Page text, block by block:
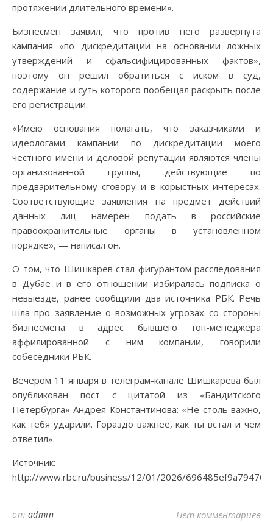
протяжении длительного времени».
Бизнесмен заявил, что против него развернута
кампания «по дискредитации на основании ложных
утверждений и сфальсифицированных фактов»,
поэтому он решил обратиться с иском в суд,
содержание и суть которого пообещал раскрыть после
его регистрации.
«Имею основания полагать, что заказчиками и
идеологами кампании по дискредитации моего
честного имени и деловой репутации являются члены
организованной группы, действующие по
предварительному сговору и в корыстных интересах.
Соответствующие заявления на предмет действий
данных лиц намерен подать в российские
правоохранительные органы в установленном
порядке», — написал он.
О том, что Шишкарев стал фигурантом расследования
в Дубае и в его отношении избиралась подписка о
невыезде, ранее сообщили два источника РБК. Речь
шла про заявление о возможных угрозах со стороны
бизнесмена в адрес бывшего топ-менеджера
аффилированной с ним компании, говорили
собеседники РБК.
Вечером 11 января в телеграм-канале Шишкарева был
опубликован пост с цитатой из «Бандитского
Петербурга» Андрея Константинова: «Не столь важно,
как тебя ударили. Гораздо важнее, как ты встал и чем
ответил».
Источник:
http://www.rbc.ru/business/12/01/2026/
от admin Нет комментариев